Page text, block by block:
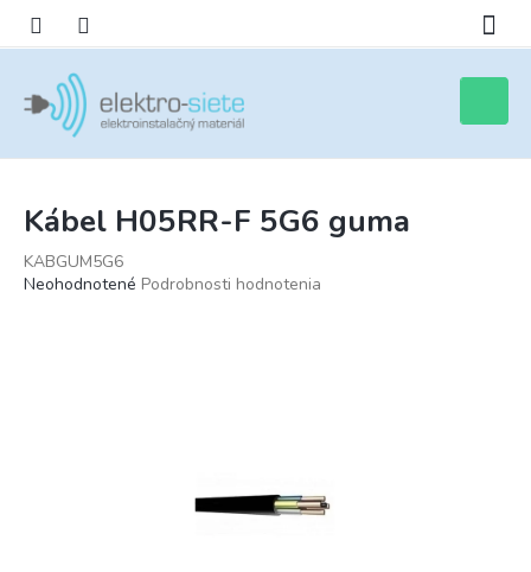
obsah
košík
Kábel H05RR-F 5G6 guma
KABGUM5G6
Priemerné
Neohodnotené Podrobnosti hodnotenia